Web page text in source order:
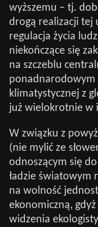
wyższemu – tj.
drogą realizacji tej
regulacja życia
niekończące się
na szczeblu
ponadnarodowym
klimatystycznej z
już wielokrotnie w
W związku z
(nie mylić ze
odnoszącym się
ładzie światowym
na wolność
ekonomiczną,
widzenia